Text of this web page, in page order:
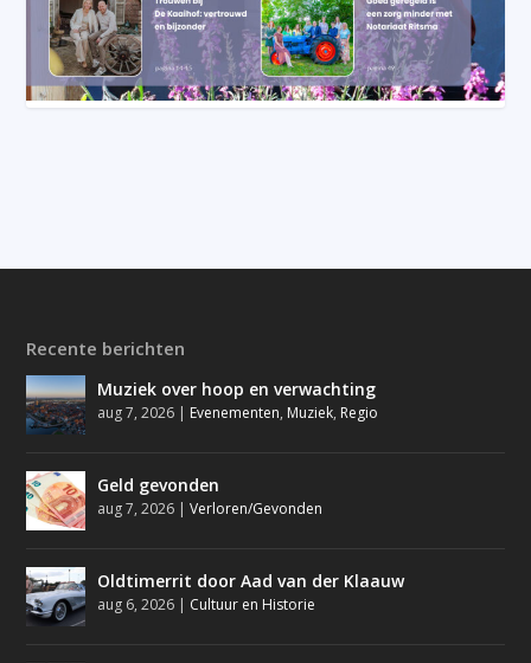
Recente berichten
Muziek over hoop en verwachting
aug 7, 2026 | Evenementen, Muziek, Regio
Geld gevonden
aug 7, 2026 |Verloren/Gevonden
Oldtimerrit door Aad van der Klaauw
aug 6, 2026 | Cultuur en Historie